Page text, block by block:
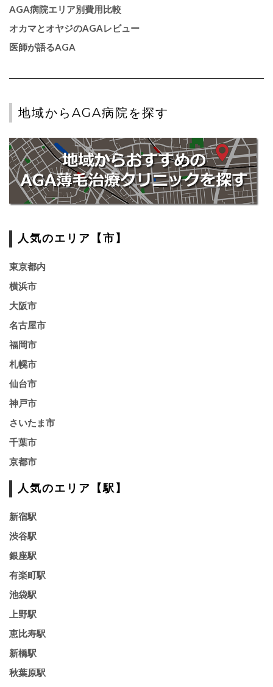
AGA病院エリア別費用比較
オカマとオヤジのAGAレビュー
医師が語るAGA
地域からAGA病院を探す
人気のエリア【市】
東京都内
横浜市
大阪市
名古屋市
福岡市
札幌市
仙台市
神戸市
さいたま市
千葉市
京都市
人気のエリア【駅】
新宿駅
渋谷駅
銀座駅
有楽町駅
池袋駅
上野駅
恵比寿駅
新橋駅
秋葉原駅